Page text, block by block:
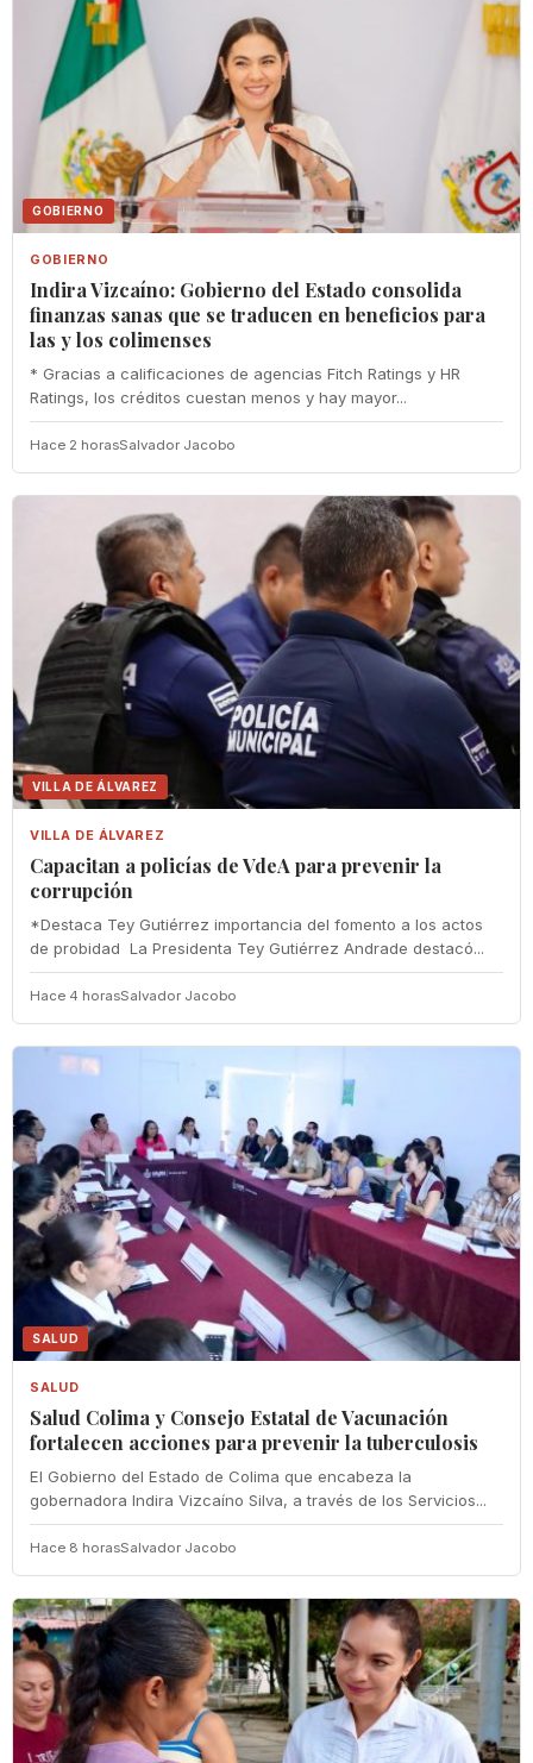
GOBIERNO
GOBIERNO
Indira Vizcaíno: Gobierno del Estado consolida
finanzas sanas que se traducen en beneficios para
las y los colimenses
* Gracias a calificaciones de agencias Fitch Ratings y HR
Ratings, los créditos cuestan menos y hay mayor...
Hace 2 horasSalvador Jacobo
VILLA DE ÁLVAREZ
VILLA DE ÁLVAREZ
‎Capacitan a policías de VdeA ‎para prevenir la
corrupción
‎*Destaca Tey Gutiérrez importancia del fomento a los actos
de probidad ‎ La Presidenta Tey Gutiérrez Andrade destacó...
Hace 4 horasSalvador Jacobo
SALUD
SALUD
Salud Colima y Consejo Estatal de Vacunación
fortalecen acciones para prevenir la tuberculosis
El Gobierno del Estado de Colima que encabeza la
gobernadora Indira Vizcaíno Silva, a través de los Servicios...
Hace 8 horasSalvador Jacobo